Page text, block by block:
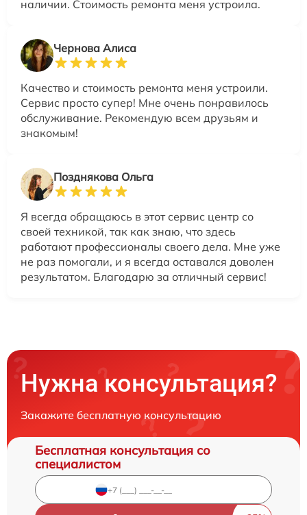
наличии. Стоимость ремонта меня устроила.
Чернова Алиса
Качество и стоимость ремонта меня устроили.
Сервис просто супер! Мне очень понравилось
обслуживание. Рекомендую всем друзьям и
знакомым!
Позднякова Ольга
Я всегда обращаюсь в этот сервис центр со
своей техникой, так как знаю, что здесь
работают профессионалы своего дела. Мне уже
не раз помогали, и я всегда оставался доволен
результатом. Благодарю за отличный сервис!
Нужна консультация?
Закажите бесплатную консультацию
Бесплатная консультация со
специалистом